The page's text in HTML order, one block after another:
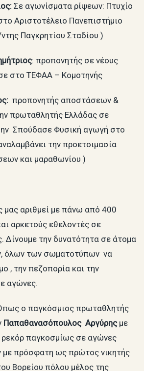
Σε αγωνίσματα ρίψεων: Πτυχίο
Αριστοτέλειο Πανεπιστήμιο
Παγκρητίου Σταδίου )
: προπονητής σε νέους
στο ΤΕΦΑΑ – Κομοτηνής
προπονητής αποστάσεων &
πρωταθλητής Ελλάδας σε
Σπούδασε Φυσική αγωγή στο
την προετοιμασία
και μαραθωνίου )
μας αριθμεί με πάνω από 400
αρκετούς εθελοντές σε
Δίνουμε την δυνατότητα σε άτομα
όλων των σωματοτύπων να
, την πεζοπορία και την
αγώνες.
ο παγκόσμιος πρωταθλητής
Παπαθανασόπουλος Αργύρηςμε
ρεκόρ παγκοσμίως σε αγώνες
πρόσφατη ως πρώτος νικητής
Βορείου πόλου μέλος της